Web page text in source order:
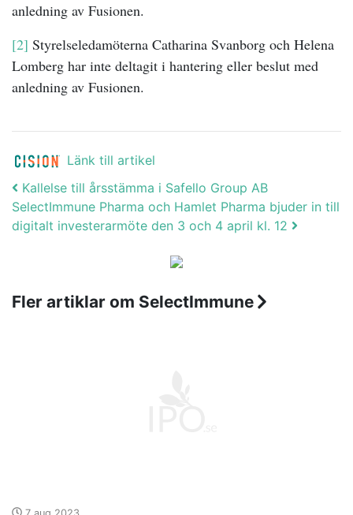
anledning av Fusionen.
[2] Styrelseledamöterna Catharina Svanborg och Helena
Lomberg har inte deltagit i hantering eller beslut med
anledning av Fusionen.
Länk till artikel
Post navigation
Kallelse till årsstämma i Safello Group AB
SelectImmune Pharma och Hamlet Pharma bjuder in till
digitalt investerarmöte den 3 och 4 april kl. 12
Fler artiklar om SelectImmune